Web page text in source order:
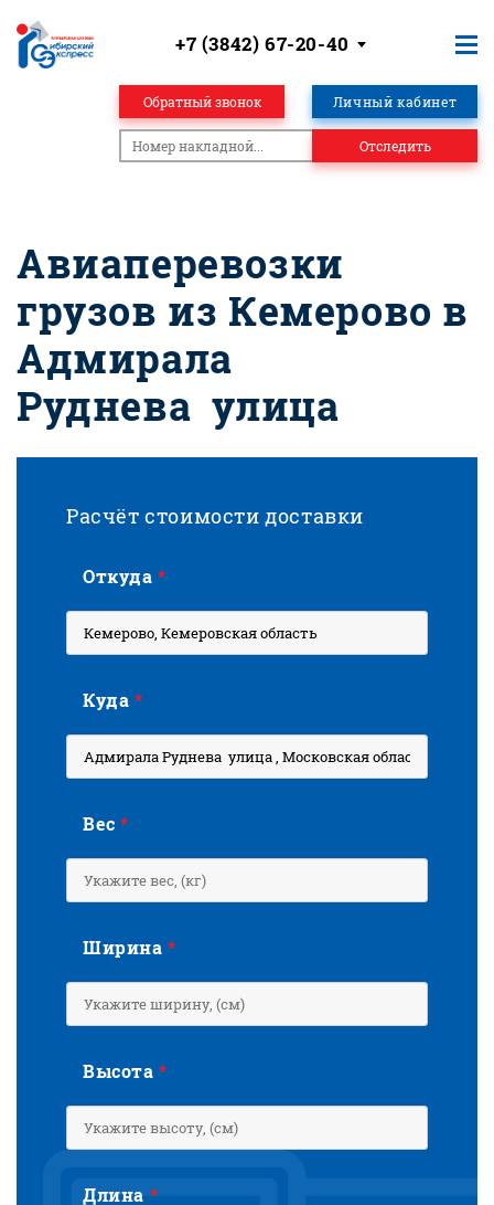
+7 (3842) 67-20-40
Обратный звонок Личный кабинет
Отследить
Авиаперевозки
грузов из Кемерово в
Адмирала
Руднева улица
Расчёт стоимости доставки
Откуда*
Куда *
Вес*
Ширина*
Высота*
Длина *